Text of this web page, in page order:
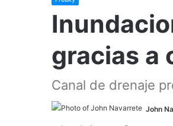
gracias a
Canal de drenaje
John